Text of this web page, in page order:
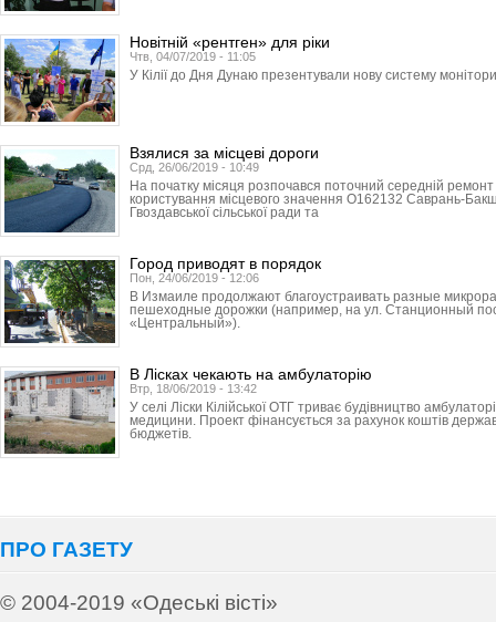
Новітній «рентген» для ріки
Чтв, 04/07/2019 - 11:05
У Кілії до Дня Дунаю презентували нову систему
Взялися за місцеві дороги
Срд, 26/06/2019 - 10:49
На початку місяця розпочався поточний середній ремонт
користування місцевого значення О162132 Саврань-
Гвоздавської сільської ради та
Город приводят в порядок
Пон, 24/06/2019 - 12:06
В Измаиле продолжают благоустраивать разные
пешеходные дорожки (например, на ул. Станционный
«Центральный»).
В Лісках чекають на амбулаторію
Втр, 18/06/2019 - 13:42
У селі Ліски Кілійської ОТГ триває будівництво
медицини. Проект фінансується за рахунок коштів
бюджетів.
ПРО ГАЗЕТУ
© 2004-2019 «Одеські вісті»